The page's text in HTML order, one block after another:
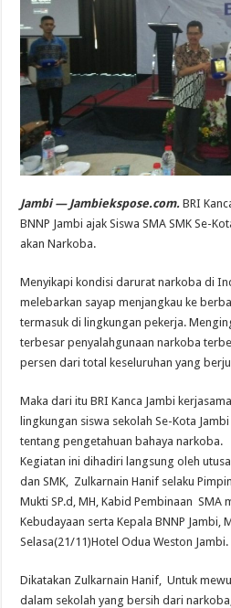
Jambi — Jambiekspose.com. BRI
BNNP Jambi ajak Siswa SMA SMK Se-
akan Narkoba.
Menyikapi kondisi darurat narkoba di
melebarkan sayap menjangkau ke
termasuk di lingkungan pekerja.
terbesar penyalahgunaan narkoba
persen dari total keseluruhan yang
Maka dari itu BRI Kanca Jambi
lingkungan siswa sekolah Se-Kota
tentang pengetahuan bahaya narkoba.
Kegiatan ini dihadiri langsung oleh
dan SMK, Zulkarnain Hanif selaku
Mukti SP.d, MH, Kabid Pembinaan SMA
Kebudayaan serta Kepala BNNP Jambi,
Selasa(21/11)Hotel Odua Weston Jambi.
Dikatakan Zulkarnain Hanif, Untuk
dalam sekolah yang bersih dari